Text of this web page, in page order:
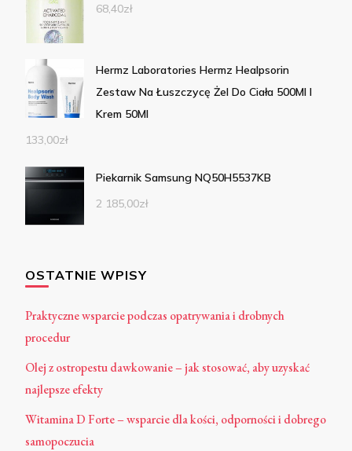
68,40zł
Hermz Laboratories Hermz Healpsorin
Zestaw Na Łuszczycę Żel Do Ciała 500Ml I
Krem 50Ml
133,00zł
Piekarnik Samsung NQ50H5537KB
2 185,00zł
OSTATNIE WPISY
Praktyczne wsparcie podczas opatrywania i drobnych
procedur
Olej z ostropestu dawkowanie – jak stosować, aby uzyskać
najlepsze efekty
Witamina D Forte – wsparcie dla kości, odporności i dobrego
samopoczucia